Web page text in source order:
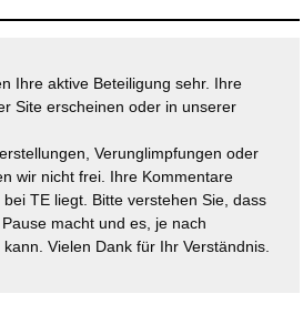
Ihre aktive Beteiligung sehr. Ihre
Site erscheinen oder in unserer
Verunglimpfungen oder
wir nicht frei. Ihre Kommentare
TE liegt. Bitte verstehen Sie, dass
macht und es, je nach
Vielen Dank für Ihr Verständnis.